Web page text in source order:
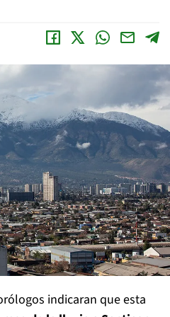
indicaran que esta